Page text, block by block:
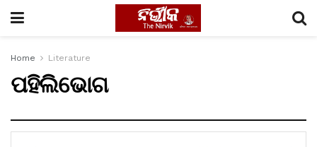
Home Literature
ପହିଲିଭୋଗ